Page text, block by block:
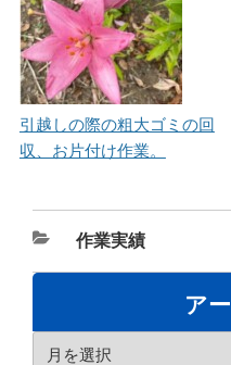
引越しの際の粗大ゴミの回
収、お片付け作業。
カ
テ
ー
作業実績
ア